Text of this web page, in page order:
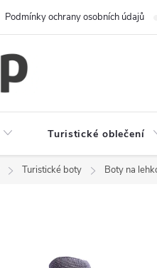
Podmínky ochrany osobních údajů
Turistické oblečení
Turistické boty Boty na